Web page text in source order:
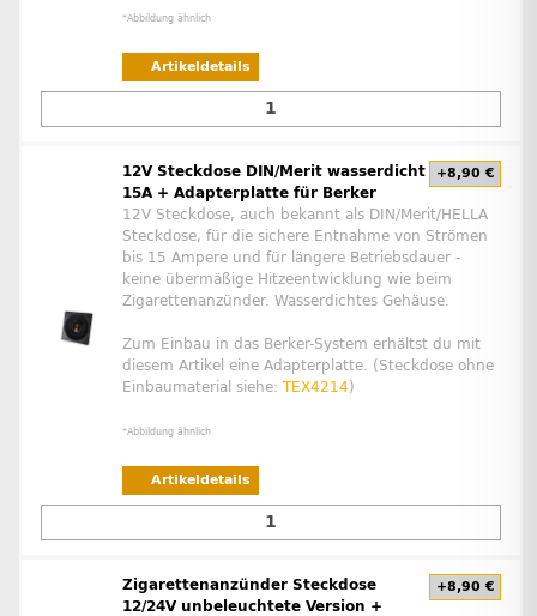
*Abbildung ähnlich
Artikeldetails
12V Steckdose DIN/Merit wasserdicht
15A + Adapterplatte für Berker
+8,90 €
12V Steckdose, auch bekannt als DIN/Merit/HELLA
Steckdose, für die sichere Entnahme von Strömen
bis 15 Ampere und für längere Betriebsdauer -
keine übermäßige Hitzeentwicklung wie beim
Zigarettenanzünder. Wasserdichtes Gehäuse.
Zum Einbau in das Berker-System erhältst du mit
diesem Artikel eine Adapterplatte. (Steckdose ohne
Einbaumaterial siehe: TEX4214)
*Abbildung ähnlich
Artikeldetails
Zigarettenanzünder Steckdose
12/24V unbeleuchtete Version +
+8,90 €